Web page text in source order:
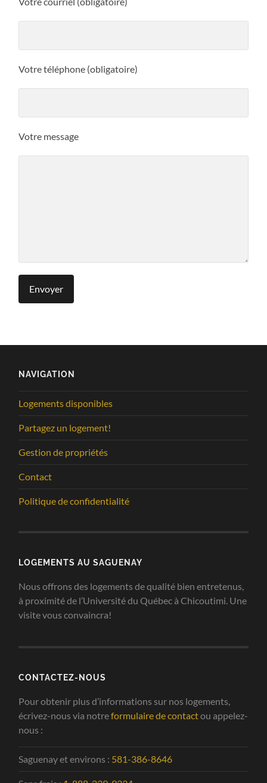
Votre téléphone (obligatoire)
Votre message
NAVIGATION
Logements disponibles
Partagez un logement!
Gestion de propriétés
Contact
Politique de confidentialité
LOGEMENTS AU SAGUENAY
Nous offrons des logements de qualité bien entretenus,
à proximité de l’Université du Québec à Chicoutimi. Une
visite vous convaincra!
CONTACTEZ-NOUS
Pour obtenir plus d’informations sur nos logements,
écrivez-nous via notreformulaire de contactou appelez-
nous :
Saguenay et environs : 581-386-8646